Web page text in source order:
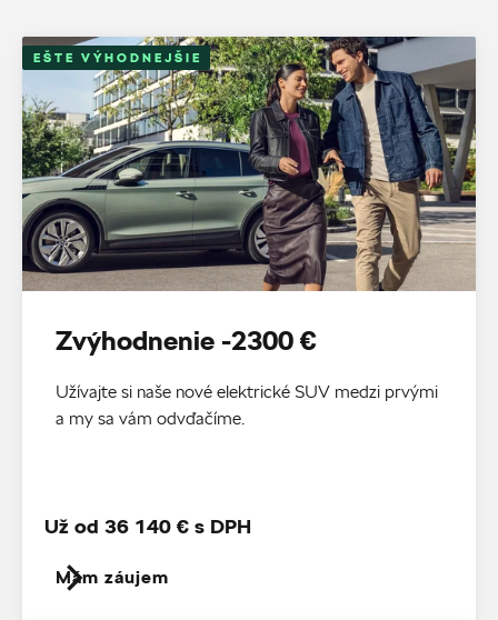
EŠTE VÝHODNEJŠIE
Zvýhodnenie -2300 €
Užívajte si naše nové elektrické SUV medzi prvými
a my sa vám odvďačíme.
Mám záujem
Už od 36 140 € s DPH